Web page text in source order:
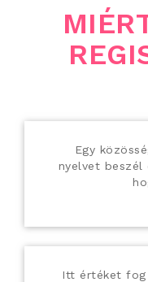
Egy
nyelvet beszél
Itt értéket fog